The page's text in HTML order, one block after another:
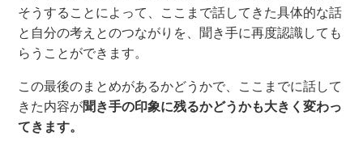
そうすることによって、 こ こまで話してきた具体的な話
と自分の考えとのつながりを
聞き手に再度認識しても
ら うことができ ます。
この最後のまとめがあるかどうかで、ここまでに話して
きた内容が聞き手の印象に残るかどうかも大きく変わっ
てきます。